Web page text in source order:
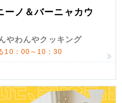
ノ＆バーニャカウ
やわんやクッキング
10：00～10：30